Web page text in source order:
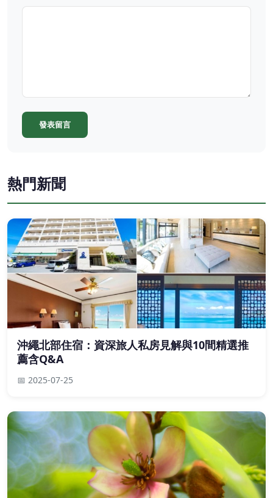
發表留言
熱門新聞
沖繩北部住宿：資深旅人私房見解與10間精選推
薦含Q&A
📅 2025-07-25